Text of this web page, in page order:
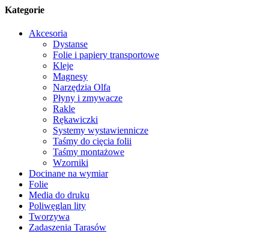
Kategorie
Akcesoria
Dystanse
Folie i papiery transportowe
Kleje
Magnesy
Narzędzia Olfa
Płyny i zmywacze
Rakle
Rękawiczki
Systemy wystawiennicze
Taśmy do cięcia folii
Taśmy montażowe
Wzorniki
Docinane na wymiar
Folie
Media do druku
Poliwęglan lity
Tworzywa
Zadaszenia Tarasów